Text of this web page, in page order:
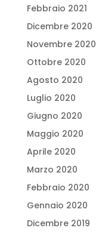
Febbraio 2021
Dicembre 2020
Novembre 2020
Ottobre 2020
Agosto 2020
Luglio 2020
Giugno 2020
Maggio 2020
Aprile 2020
Marzo 2020
Febbraio 2020
Gennaio 2020
Dicembre 2019